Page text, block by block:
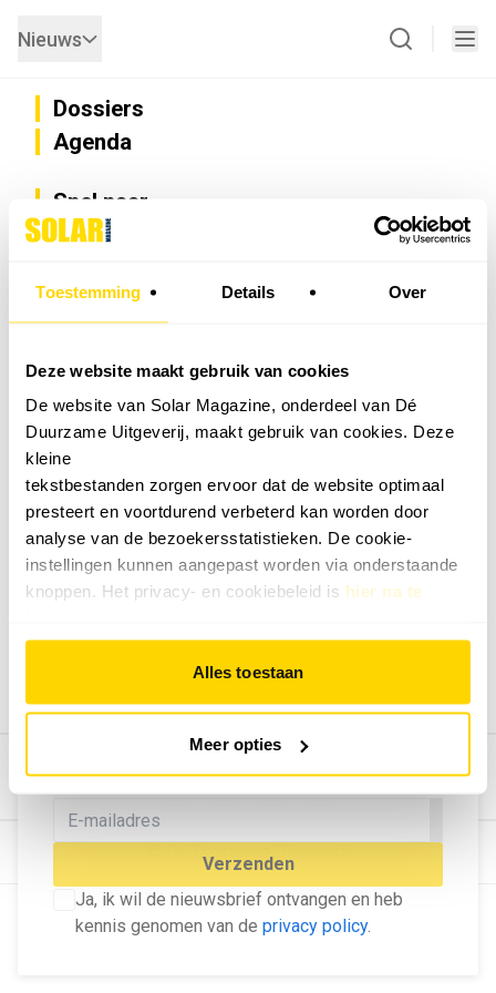
Toestemming Details Over
Deze website maakt gebruik van cookies
De website van Solar Magazine, onderdeel van Dé
Duurzame Uitgeverij, maakt gebruik van cookies. Deze
kleine
tekstbestanden zorgen ervoor dat de website optimaal
presteert en voortdurend verbeterd kan worden door
analyse van de bezoekersstatistieken. De cookie-
instellingen kunnen aangepast worden via onderstaande
knoppen. Het privacy- en cookiebeleid is hier na te
Alles toestaan
Meer opties
MELD U AAN VOOR ONZE
NIEUWSBRIEF
Blijf op de hoogte van het laatste nieuws!
Verzenden
Ja, ik wil de nieuwsbrief ontvangen en heb
kennis genomen van de privacy policy.
Nieuws
Dossiers
Agenda
Snel naar
Privacy
Nieuwsbrief
Vacatures
Installateurzoeker
Cookievoorkeuren wijzigen
English
Geef ons feedback
Vertel ons wat je van onze website vindt.
Tip de redactie
Bekijk hier de mogelijkheden.
© Dé Duurzame Uitgeverij